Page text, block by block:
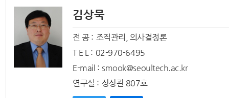
김상묵
전 공 : 조직관리, 의사결정론
T E L : 02-970-6495
E-mail : smook@seoultech.ac.kr
연구실 : 상상관 807호